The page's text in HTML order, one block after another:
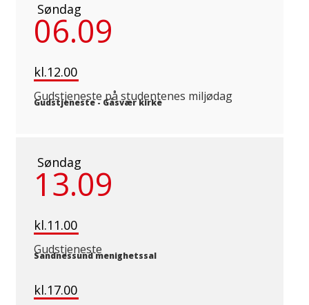
Søndag
06.09
kl.12.00
Gudstjeneste på studentenes miljødag
Gudstjeneste-Gåsvær kirke
Søndag
13.09
kl.11.00
Gudstjeneste
Sandnessund menighetssal
kl.17.00